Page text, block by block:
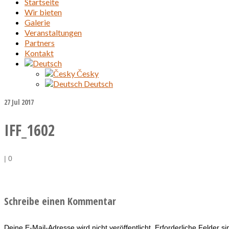
Wir bieten
Galerie
Veranstaltungen
Partners
Kontakt
Česky
Deutsch
27 Jul 2017
IFF_1602
| 0
Schreibe einen Kommentar
Deine E-Mail-Adresse wird nicht veröffentlicht. Erforderliche Felder